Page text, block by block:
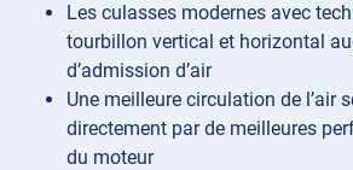
Les culasses modernes avec
tourbillon vertical et horizontal
d’admission d’air
Une meilleure circulation de l’air
directement par de meilleures
du moteur